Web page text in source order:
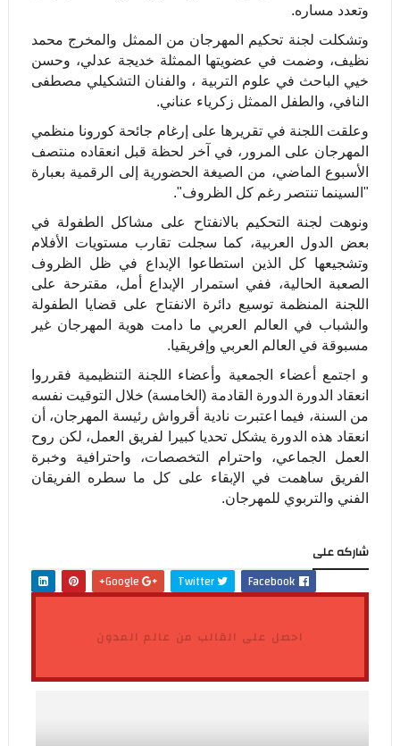
وتعدد مساره.
وتشكلت لجنة تحكيم المهرجان من الممثل والمخرج محمد
نظيف، وضمت في عضويتها الممثلة خديجة عدلي، وحسن
خيي الباحث في علوم التربية ، والفنان التشكيلي مصطفى
النافي، والطفل الممثل زكرياء عناني.
وعلقت اللجنة في تقريرها على إرغام جائحة كورونا منظمي
المهرجان على المرور، في آخر لحظة قبل انعقاده منتصف
الأسبوع الماضي، من الصيغة الحضورية إلى الرقمية بعبارة
"السينما تنتصر رغم كل الظروف".
ونوهت لجنة التحكيم بالانفتاح على مشاكل الطفولة في
بعض الدول العربية، كما سجلت تقارب مستويات الأفلام
وتشجيعها كل الذين استطاعوا الإبداع في ظل الظروف
الصعبة الحالية، ففي استمرار الإبداع أمل، مقترحة على
اللجنة المنظمة توسيع دائرة الانفتاح على قضايا الطفولة
والشباب في العالم العربي ما دامت هوية المهرجان غير
مسبوقة في العالم العربي وإفريقيا.
و اجتمع أعضاء الجمعية وأعضاء اللجنة التنظيمية فقرروا
انعقاد الدورة الدورة القادمة (الخامسة) خلال التوقيت نفسه
من السنة، فيما اعتبرت نادية أقرواش رئيسة المهرجان، أن
انعقاد هذه الدورة يشكل تحديا كبيرا لفريق العمل، لكن روح
العمل الجماعي، واحترام التخصصات، واحترافية وخبرة
الفريق ساهمت في الإبقاء على كل ما سطره الفريقان
الفني والتربوي للمهرجان.
شاركه على
Facebook
Twitter
احصل على القالب من عالم المدون